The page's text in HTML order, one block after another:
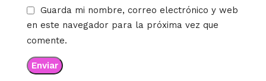
Guarda mi nombre, correo electrónico y web
en este navegador para la próxima vez que
comente.